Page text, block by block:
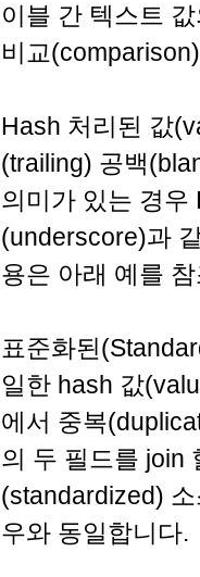
이블 간 텍스트
비교
Hash 처리된 값
(trailing) 공백
의미가 있는 경우
(underscore)과
용은 아래 예를
표준화된
일한 hash 값
에서 중복
의 두 필드를 join
(standardized)
우와 동일합니다.